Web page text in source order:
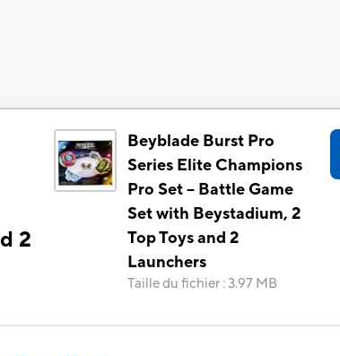
2
Beyblade Burst Pro
Series Elite Champions
Pro Set -- Battle Game
Set with Beystadium, 2
Top Toys and 2
Launchers
Taille du fichier :3.97 MB